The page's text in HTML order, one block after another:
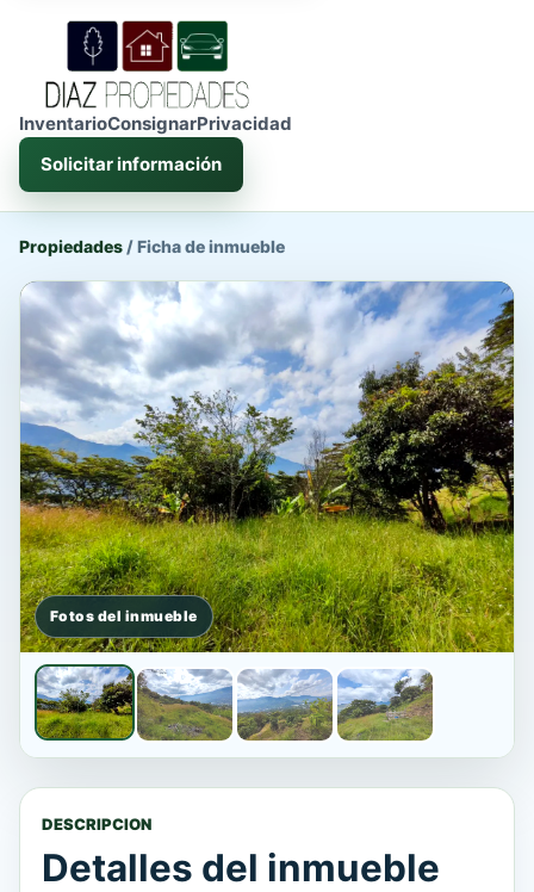
InventarioConsignarPrivacidad
Solicitar información
Propiedades /Ficha de inmueble
DESCRIPCION
Detalles del inmueble